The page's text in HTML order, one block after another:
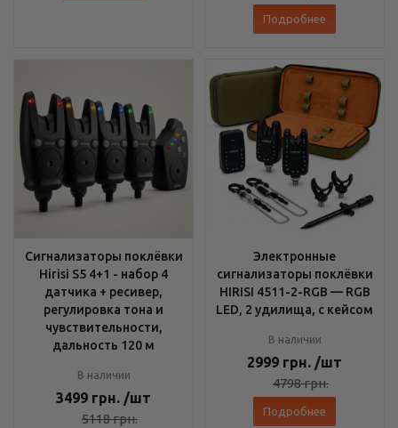
Подробнее
Сигнализаторы поклёвки
Hirisi S5 4+1 - набор 4
датчика + ресивер,
регулировка тона и
чувствительности,
дальность 120 м
В наличии
3499 грн. /шт
5118грн.
Электронные
сигнализаторы поклёвки
HIRISI 4511-2-RGB — RGB
LED, 2 удилища, с кейсом
В наличии
2999 грн. /шт
4798грн.
Подробнее